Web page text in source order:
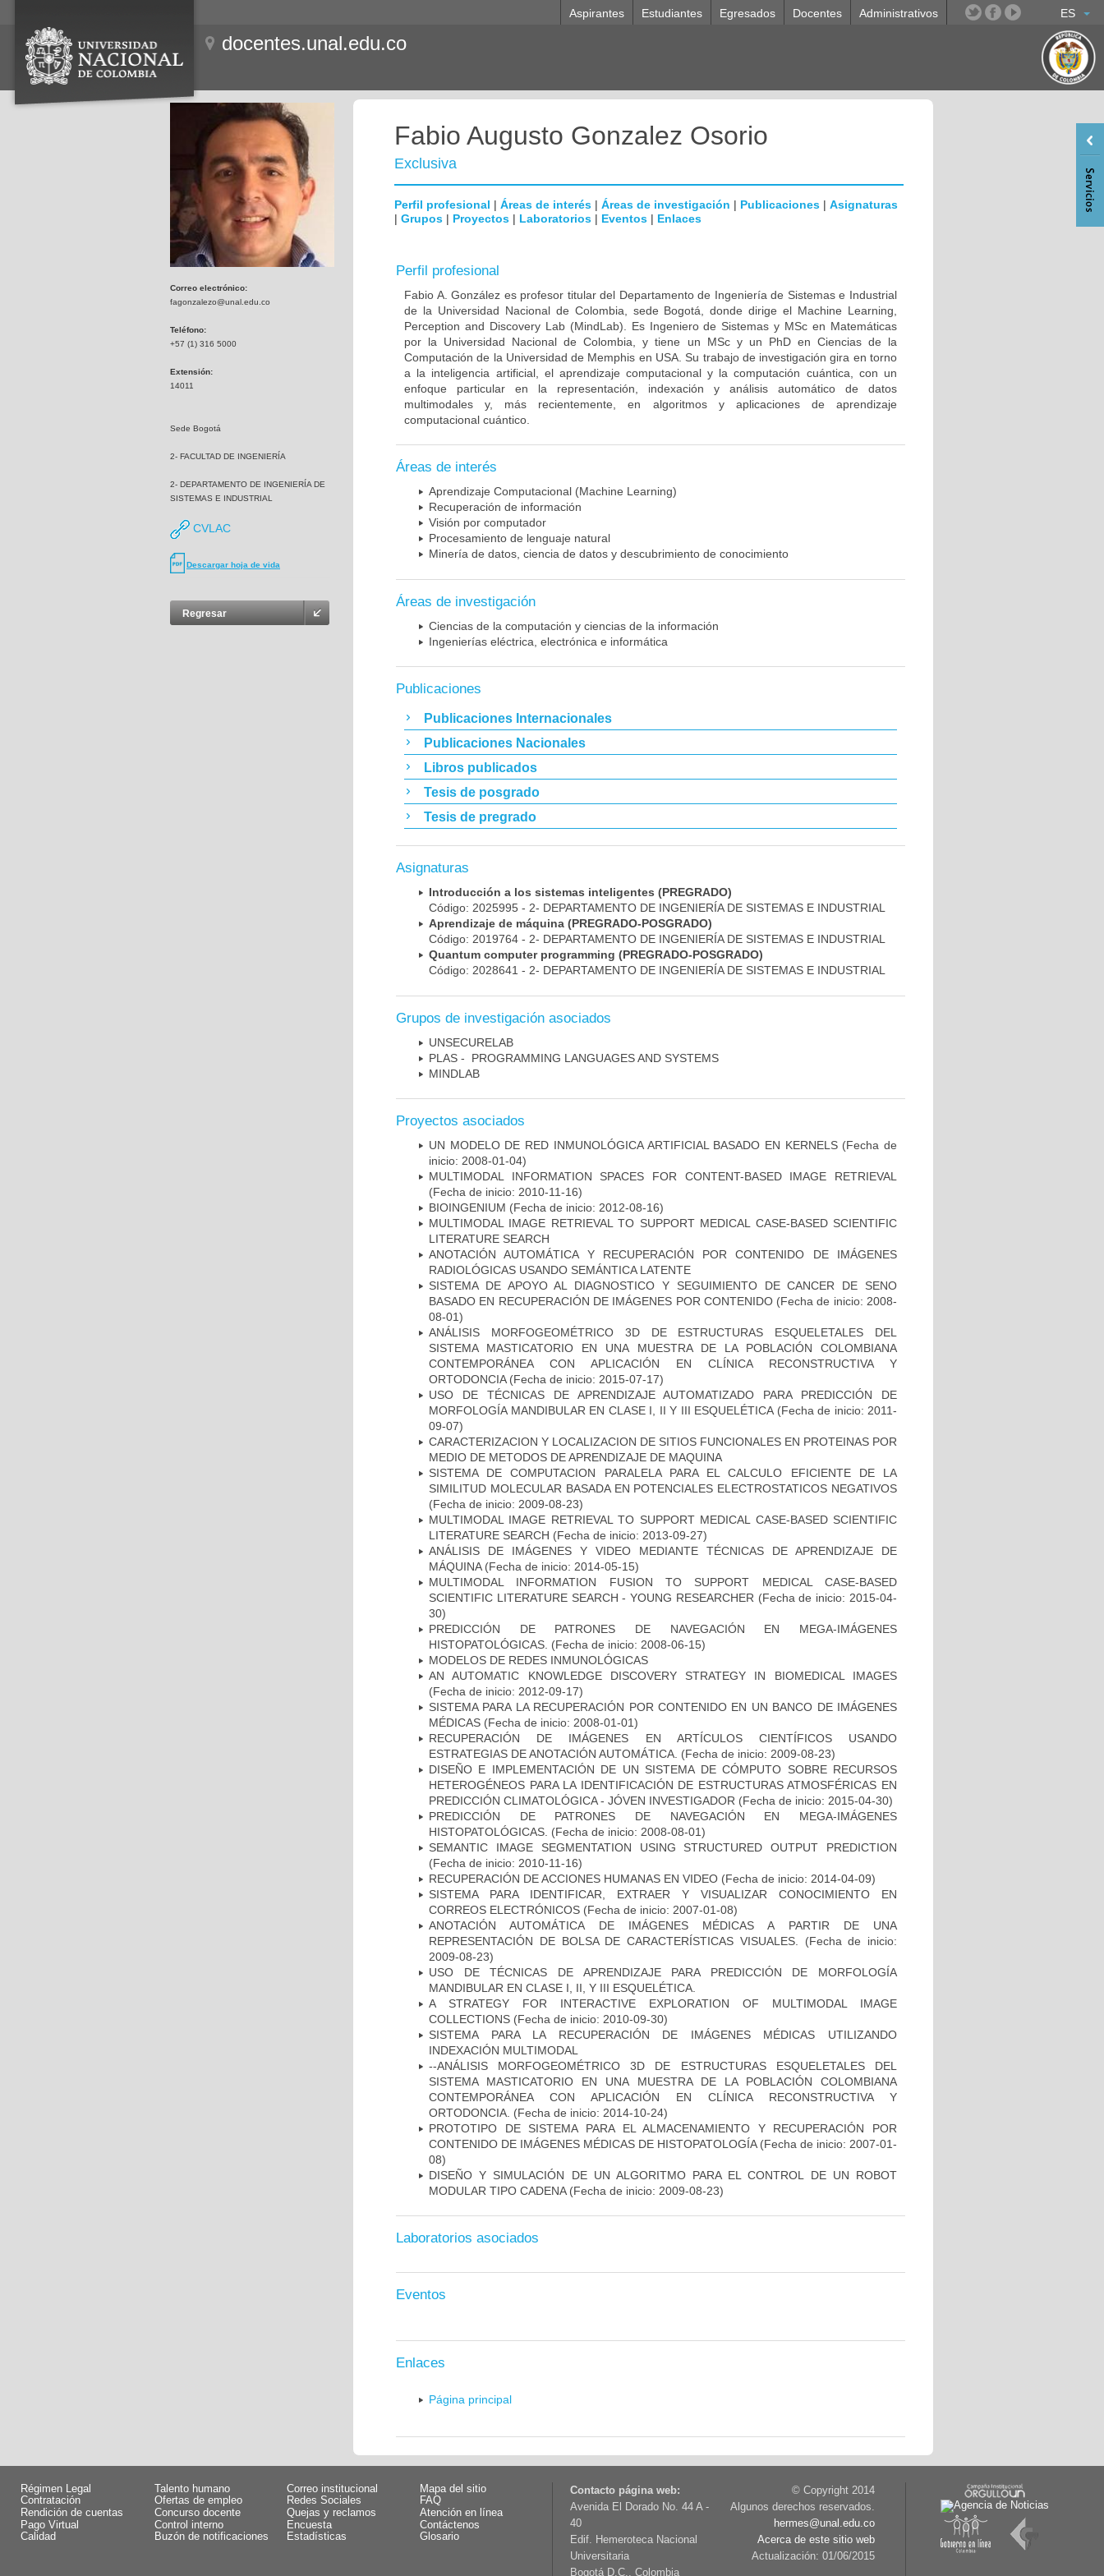
ES
Aspirantes Estudiantes Egresados Docentes Administrativos
docentes.unal.edu.co
Correo electrónico:
fagonzalezo@unal.edu.co
Teléfono:
+57 (1) 316 5000
Extensión:
14011
Sede Bogotá
2- FACULTAD DE INGENIERÍA
2- DEPARTAMENTO DE INGENIERÍA DE
SISTEMAS E INDUSTRIAL
CVLAC
Descargar hoja de vida
Regresar
Fabio Augusto Gonzalez Osorio
Exclusiva
Perfil profesional | Áreas de interés | Áreas de investigación | Publicaciones | Asignaturas
| Grupos | Proyectos | Laboratorios | Eventos | Enlaces
Perfil profesional
Fabio A. González es profesor titular del Departamento de Ingeniería de Sistemas e Industrial
de la Universidad Nacional de Colombia, sede Bogotá, donde dirige el Machine Learning,
Perception and Discovery Lab (MindLab). Es Ingeniero de Sistemas y MSc en Matemáticas
por la Universidad Nacional de Colombia, y tiene un MSc y un PhD en Ciencias de la
Computación de la Universidad de Memphis en USA. Su trabajo de investigación gira en torno
a la inteligencia artificial, el aprendizaje computacional y la computación cuántica, con un
enfoque particular en la representación, indexación y análisis automático de datos
multimodales y, más recientemente, en algoritmos y aplicaciones de aprendizaje
computacional cuántico.
Áreas de interés
Aprendizaje Computacional (Machine Learning)
Recuperación de información
Visión por computador
Procesamiento de lenguaje natural
Minería de datos, ciencia de datos y descubrimiento de conocimiento
Áreas de investigación
Ciencias de la computación y ciencias de la información
Ingenierías eléctrica, electrónica e informática
Publicaciones
Publicaciones Internacionales
Publicaciones Nacionales
Libros publicados
Tesis de posgrado
Tesis de pregrado
Asignaturas
Introducción a los sistemas inteligentes (PREGRADO)
Código: 2025995 - 2- DEPARTAMENTO DE INGENIERÍA DE SISTEMAS E INDUSTRIAL
Aprendizaje de máquina (PREGRADO-POSGRADO)
Código: 2019764 - 2- DEPARTAMENTO DE INGENIERÍA DE SISTEMAS E INDUSTRIAL
Quantum computer programming (PREGRADO-POSGRADO)
Código: 2028641 - 2- DEPARTAMENTO DE INGENIERÍA DE SISTEMAS E INDUSTRIAL
Grupos de investigación asociados
UNSECURELAB
PLAS - PROGRAMMING LANGUAGES AND SYSTEMS
MINDLAB
Proyectos asociados
UN MODELO DE RED INMUNOLÓGICA ARTIFICIAL BASADO EN KERNELS(Fecha de
inicio: 2008-01-04)
MULTIMODAL INFORMATION SPACES FOR CONTENT-BASED IMAGE RETRIEVAL
(Fecha de inicio: 2010-11-16)
BIOINGENIUM (Fecha de inicio: 2012-08-16)
MULTIMODAL IMAGE RETRIEVAL TO SUPPORT MEDICAL CASE-BASED SCIENTIFIC
LITERATURE SEARCH
ANOTACIÓN AUTOMÁTICA Y RECUPERACIÓN POR CONTENIDO DE IMÁGENES
RADIOLÓGICAS USANDO SEMÁNTICA LATENTE
SISTEMA DE APOYO AL DIAGNOSTICO Y SEGUIMIENTO DE CANCER DE SENO
BASADO EN RECUPERACIÓN DE IMÁGENES POR CONTENIDO(Fecha de inicio: 2008-
08-01)
ANÁLISIS MORFOGEOMÉTRICO 3D DE ESTRUCTURAS ESQUELETALES DEL
SISTEMA MASTICATORIO EN UNA MUESTRA DE LA POBLACIÓN COLOMBIANA
CONTEMPORÁNEA CON APLICACIÓN EN CLÍNICA RECONSTRUCTIVA Y
ORTODONCIA(Fecha de inicio: 2015-07-17)
USO DE TÉCNICAS DE APRENDIZAJE AUTOMATIZADO PARA PREDICCIÓN DE
MORFOLOGÍA MANDIBULAR EN CLASE I, II Y III ESQUELÉTICA (Fecha de inicio: 2011-
09-07)
CARACTERIZACION Y LOCALIZACION DE SITIOS FUNCIONALES EN PROTEINAS POR
MEDIO DE METODOS DE APRENDIZAJE DE MAQUINA
SISTEMA DE COMPUTACION PARALELA PARA EL CALCULO EFICIENTE DE LA
SIMILITUD MOLECULAR BASADA EN POTENCIALES ELECTROSTATICOS NEGATIVOS
(Fecha de inicio: 2009-08-23)
MULTIMODAL IMAGE RETRIEVAL TO SUPPORT MEDICAL CASE-BASED SCIENTIFIC
LITERATURE SEARCH (Fecha de inicio: 2013-09-27)
ANÁLISIS DE IMÁGENES Y VIDEO MEDIANTE TÉCNICAS DE APRENDIZAJE DE
MÁQUINA(Fecha de inicio: 2014-05-15)
MULTIMODAL INFORMATION FUSION TO SUPPORT MEDICAL CASE-BASED
SCIENTIFIC LITERATURE SEARCH - YOUNG RESEARCHER (Fecha de inicio: 2015-04-
30)
PREDICCIÓN DE PATRONES DE NAVEGACIÓN EN MEGA-IMÁGENES
HISTOPATOLÓGICAS. (Fecha de inicio: 2008-06-15)
MODELOS DE REDES INMUNOLÓGICAS
AN AUTOMATIC KNOWLEDGE DISCOVERY STRATEGY IN BIOMEDICAL IMAGES
(Fecha de inicio: 2012-09-17)
SISTEMA PARA LA RECUPERACIÓN POR CONTENIDO EN UN BANCO DE IMÁGENES
MÉDICAS (Fecha de inicio: 2008-01-01)
RECUPERACIÓN DE IMÁGENES EN ARTÍCULOS CIENTÍFICOS USANDO
ESTRATEGIAS DE ANOTACIÓN AUTOMÁTICA. (Fecha de inicio: 2009-08-23)
DISEÑO E IMPLEMENTACIÓN DE UN SISTEMA DE CÓMPUTO SOBRE RECURSOS
HETEROGÉNEOS PARA LA IDENTIFICACIÓN DE ESTRUCTURAS ATMOSFÉRICAS EN
PREDICCIÓN CLIMATOLÓGICA - JÓVEN INVESTIGADOR (Fecha de inicio: 2015-04-30)
PREDICCIÓN DE PATRONES DE NAVEGACIÓN EN MEGA-IMÁGENES
HISTOPATOLÓGICAS. (Fecha de inicio: 2008-08-01)
SEMANTIC IMAGE SEGMENTATION USING STRUCTURED OUTPUT PREDICTION
(Fecha de inicio: 2010-11-16)
RECUPERACIÓN DE ACCIONES HUMANAS EN VIDEO (Fecha de inicio: 2014-04-09)
SISTEMA PARA IDENTIFICAR, EXTRAER Y VISUALIZAR CONOCIMIENTO EN
CORREOS ELECTRÓNICOS (Fecha de inicio: 2007-01-08)
ANOTACIÓN AUTOMÁTICA DE IMÁGENES MÉDICAS A PARTIR DE UNA
REPRESENTACIÓN DE BOLSA DE CARACTERÍSTICAS VISUALES.
(Fecha de inicio:
2009-08-23)
USO DE TÉCNICAS DE APRENDIZAJE PARA PREDICCIÓN DE MORFOLOGÍA
MANDIBULAR EN CLASE I, II, Y III ESQUELÉTICA.
A STRATEGY FOR INTERACTIVE EXPLORATION OF MULTIMODAL IMAGE
COLLECTIONS (Fecha de inicio: 2010-09-30)
SISTEMA PARA LA RECUPERACIÓN DE IMÁGENES MÉDICAS UTILIZANDO
INDEXACIÓN MULTIMODAL
--ANÁLISIS MORFOGEOMÉTRICO 3D DE ESTRUCTURAS ESQUELETALES DEL
SISTEMA MASTICATORIO EN UNA MUESTRA DE LA POBLACIÓN COLOMBIANA
CONTEMPORÁNEA CON APLICACIÓN EN CLÍNICA RECONSTRUCTIVA Y
ORTODONCIA. (Fecha de inicio: 2014-10-24)
PROTOTIPO DE SISTEMA PARA EL ALMACENAMIENTO Y RECUPERACIÓN POR
CONTENIDO DE IMÁGENES MÉDICAS DE HISTOPATOLOGÍA(Fecha de inicio: 2007-01-
08)
DISEÑO Y SIMULACIÓN DE UN ALGORITMO PARA EL CONTROL DE UN ROBOT
MODULAR TIPO CADENA(Fecha de inicio: 2009-08-23)
Laboratorios asociados
Eventos
Enlaces
Página principal
Régimen Legal
Talento humano
Contratación
Ofertas de empleo
Rendición de cuentas
Concurso docente
Pago Virtual
Control interno
Calidad
Buzón de notificaciones
Correo institucional
Mapa del sitio
Redes Sociales
FAQ
Quejas y reclamos
Atención en línea
Encuesta
Contáctenos
Estadísticas
Glosario
Contacto página web:
Avenida El Dorado No. 44 A -
40
Edif. Hemeroteca Nacional
Universitaria
Bogotá D.C., Colombia
© Copyright 2014
Algunos derechos reservados.
hermes@unal.edu.co
Acerca de este sitio web
Actualización: 01/06/2015